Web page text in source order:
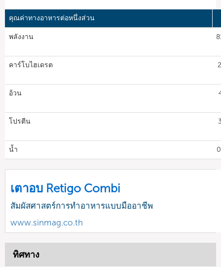
คุณค่าทางอาหารต่อหนึ่งส่วน
พลังงาน
คาร์โบไฮเดรต
อ้วน
โปรตีน
น้ำ
เตาอบ Retigo Combi
สัมผัสศาสตร์การทำอาหารแบบมืออาชีพ
www.sinmag.co.th
ทิศทาง